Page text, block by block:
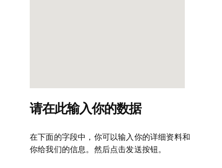
请在此输入你的数据
在下面的字段中，你可以输入你的详细资料和
你给我们的信息。然后点击发送按钮。